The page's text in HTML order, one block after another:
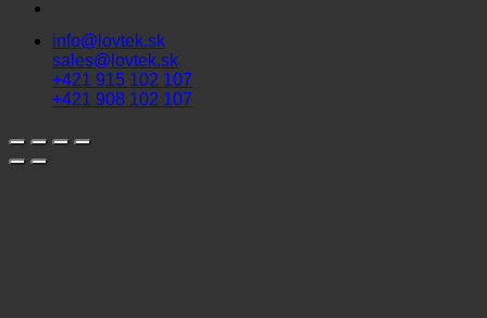
info@lovtek.sk
sales@lovtek.sk
+421 915 102 107
+421 908 102 107